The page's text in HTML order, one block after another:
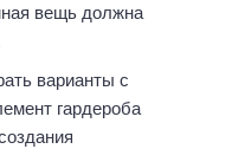
вещь должна
варианты с
гардероба